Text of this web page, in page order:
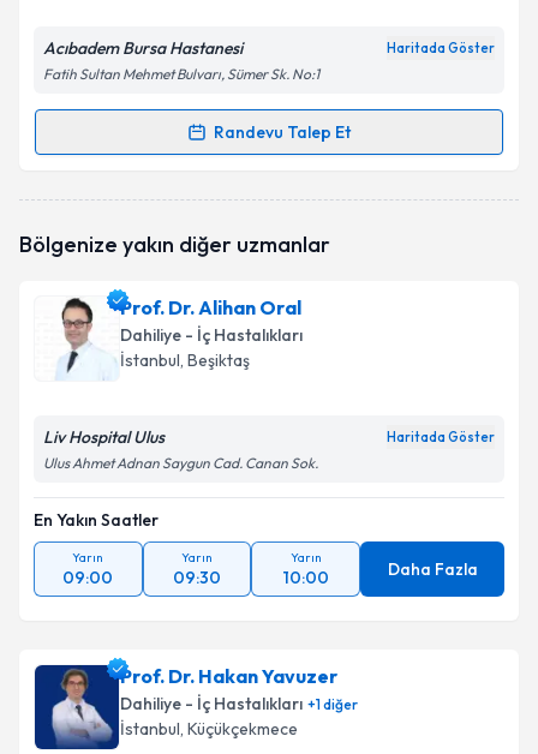
Kişisel verilerimin işlenmesine ilişkinAydınlatma
kapsamda işlenmesini kabul ediyorum.
Acıbadem Bursa Hastanesi Haritada Göster
Fatih Sultan Mehmet Bulvarı, Sümer Sk. No:1
Randevu Talep Et
Randevu Takvimi Talebi
talebi oluşturun. Size bu uzmandan randevu almanız
bilgilendireceğiz.
E-posta Adresiniz
Kişisel verilerimin işlenmesine ilişkin
kapsamda işlenmesini kabul ediyorum.
Takvim Talebini Gönder
Bölgenize yakın diğer uzmanlar
Prof. Dr. Alihan Oral
Dahiliye - İç Hastalıkları
İstanbul, Beşiktaş
Liv Hospital Ulus Haritada Göster
Ulus Ahmet Adnan Saygun Cad. Canan Sok.
En Yakın Saatler
Yarın
09:00
Yarın
09:30
Yarın
10:00 Daha Fazla
Prof. Dr. Hakan Yavuzer
Dahiliye - İç Hastalıkları +1diğer
İstanbul, Küçükçekmece